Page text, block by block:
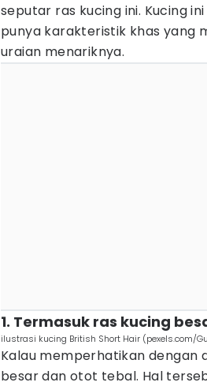
seputar ras kucing ini. Kucing
punya karakteristik khas yang
uraian menariknya.
1. Termasuk ras kucing
ilustrasi kucing British Short Hair (pexels.com/
Kalau memperhatikan dengan
besar dan otot tebal. Hal